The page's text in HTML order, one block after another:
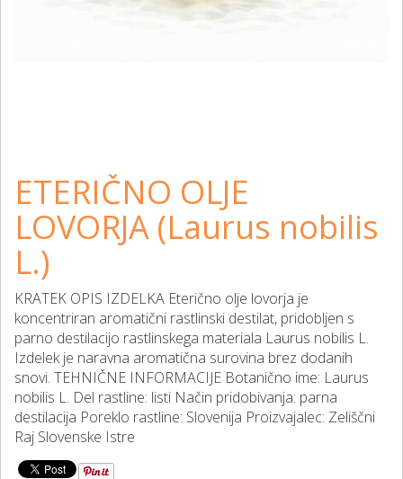
ETERIČNO OLJE
LOVORJA (Laurus nobilis
L.)
KRATEK OPIS IZDELKA Eterično olje lovorja je
koncentriran aromatični rastlinski destilat, pridobljen s
parno destilacijo rastlinskega materiala Laurus nobilis L.
Izdelek je naravna aromatična surovina brez dodanih
snovi. TEHNIČNE INFORMACIJE Botanično ime: Laurus
nobilis L. Del rastline: listi Način pridobivanja: parna
destilacija Poreklo rastline: Slovenija Proizvajalec: Zeliščni
Raj Slovenske Istre